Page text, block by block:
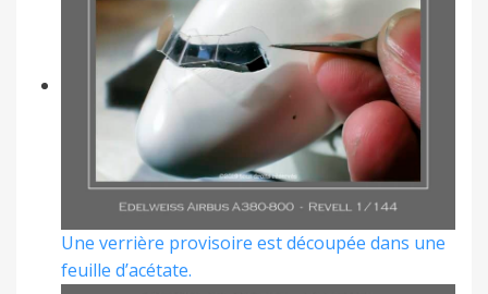
Une verrière provisoire est découpée dans une
feuille d’acétate.